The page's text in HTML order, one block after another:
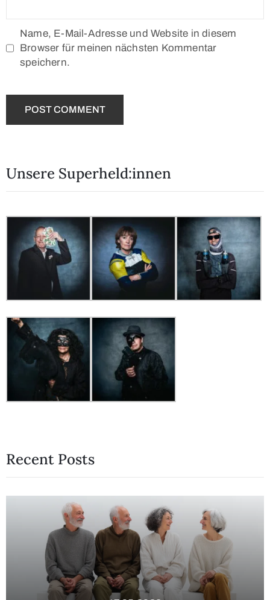
Name, E-Mail-Adresse und Website in diesem
Browser für meinen nächsten Kommentar
speichern.
Unsere Superheld:innen
Recent Posts